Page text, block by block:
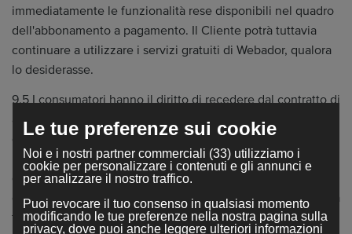
immediatamente le funzionalità rese disponibili nel quadro
dell'abbonamento a pagamento. Il Cliente potrà tuttavia
continuare a utilizzare i servizi gratuiti di Webador, qualora
lo desiderasse.
9.5 I consumatori hanno il diritto di recedere dal contratto di
abbonamento se richiesto via e-mail entro 14 giorni
dall'acquisto, come previsto dalle leggi applicabili in
materia di tutela dei consumatori. Tuttavia, registrando un
dominio come parte del tuo abbonamento o collegando un
dominio personalizzato, riconosci e accetti che inizieremo a
fornirti i servizi immediatamente e rinunci espressamente al
Le tue preferenze sui cookie
Noi e i nostri partner commerciali (33) utilizziamo i
cookie per personalizzare i contenuti e gli annunci e
per analizzare il nostro traffico.
Puoi revocare il tuo consenso in qualsiasi momento
modificando le tue preferenze nella nostra pagina sulla
privacy, dove puoi anche leggere ulteriori informazioni